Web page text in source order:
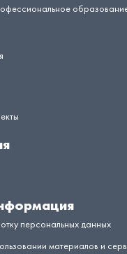
персональных данных
материалов и